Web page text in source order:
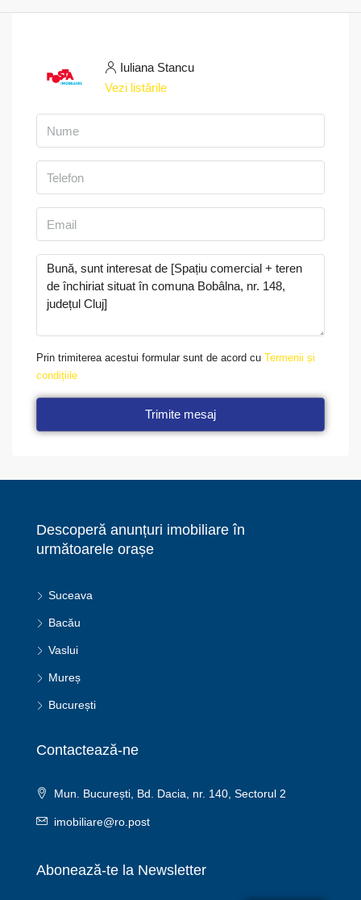
Iuliana Stancu
Vezi listările
Prin trimiterea acestui formular sunt de acord cu Termenii și
condițiile
Trimite mesaj
Descoperă anunțuri imobiliare în
următoarele orașe
Suceava
Bacău
Vaslui
Mureș
București
Contactează-ne
Mun. București, Bd. Dacia, nr. 140, Sectorul 2
imobiliare@ro.post
Abonează-te la Newsletter